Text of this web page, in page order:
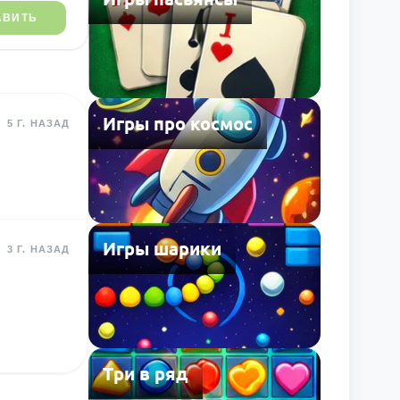
5 Г. НАЗАД
3 Г. НАЗАД
Игры про космос
Игры шарики
Три в ряд